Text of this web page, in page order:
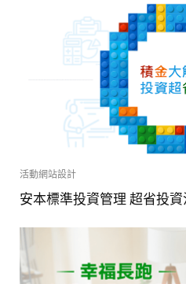
活動網站設計
安本標準投資管理 超省投